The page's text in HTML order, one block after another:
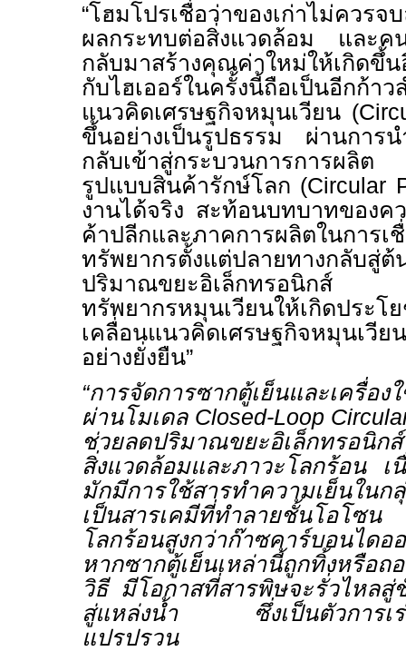
“โฮมโปรเชื่อว่าของเก่าไม่ควรจ
ผลกระทบต่อสิ่งแวดล้อม และ
กลับมาสร้างคุณค่าใหม่ให้เกิด
กับไฮเออร์ในครั้งนี้ถือเป็นอีกก้า
แนวคิดเศรษฐกิจหมุนเวียน (
ขึ้นอย่างเป็นรูปธรรม ผ่านการน
กลับเข้าสู่กระบวนการการผลิต
รูปแบบสินค้ารักษ์โลก (Circular
งานได้จริง สะท้อนบทบาทของค
ค้าปลีกและภาคการผลิตในการเ
ทรัพยากรตั้งแต่ปลายทางกลับสู่
ปริมาณขยะอิเล็กทรอนิกส์
ทรัพยากรหมุนเวียนให้เกิดประ
เคลื่อนแนวคิดเศรษฐกิจหมุนเวีย
อย่างยั่งยืน”
“การจัดการซากตู้เย็นและเครื่อง
ผ่านโมเดล Closed-Loop
ช่วยลดปริมาณขยะอิเล็กทรอนิก
สิ่งแวดล้อมและภาวะโลกร้อน เ
มักมีการใช้สารทำความเย็นในก
เป็นสารเคมีที่ทำลายชั้นโอโซ
โลกร้อนสูงกว่าก๊าซคาร์บอนได
หากซากตู้เย็นเหล่านี้ถูกทิ้งหรือถ
วิธี มีโอกาสที่สารพิษจะรั่วไหลสู่
สู่แหล่งน้ำ ซึ่งเป็นตัวการเร่
แปรปรวน